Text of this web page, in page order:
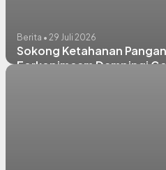
Berita • 29 Juli 2026
Sokong Ketahanan
Forkopimcam Dampingi